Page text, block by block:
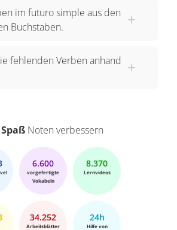
im futuro simple aus den
Buchstaben.
fehlenden Verben anhand
Noten verbessern
6.600
vorgefertigte
Vokabeln
8.370
Lernvideos
34.252
Arbeitsblätter
24h
Hilfe von